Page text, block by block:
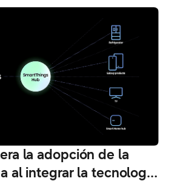
la adopción de la
al integrar la tecnología